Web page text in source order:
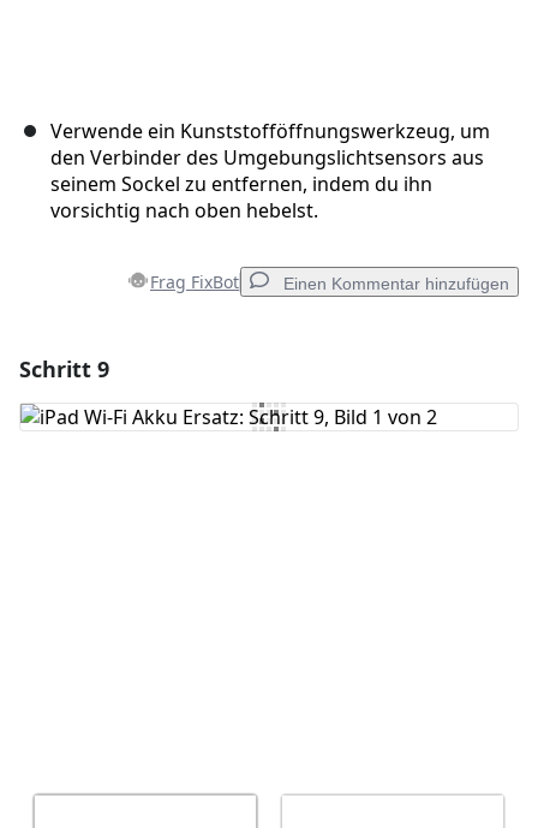
Verwende ein Kunststofföffnungswerkzeug, um
den Verbinder des Umgebungslichtsensors aus
seinem Sockel zu entfernen, indem du ihn
vorsichtig nach oben hebelst.
Frag FixBot Einen Kommentar hinzufügen
Kommentar hinzufügen
Schritt 9